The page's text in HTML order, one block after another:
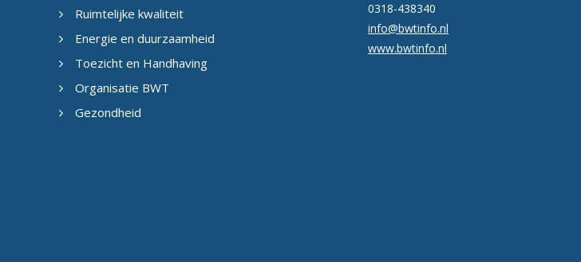
Ruimtelijke kwaliteit
Energie en duurzaamheid
Toezicht en Handhaving
Organisatie BWT
Gezondheid
0318-438340
info@bwtinfo.nl
www.bwtinfo.nl